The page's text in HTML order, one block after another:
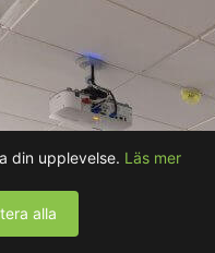
din upplevelse. Läs mer
alla